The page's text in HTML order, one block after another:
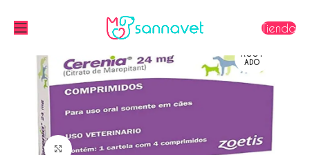
Tienda
AGOT
ADO
Click to enlarge